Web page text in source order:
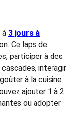
à 3 jours à
Ce laps de
participer à des
interagir
à la cuisine
ajouter 1 à 2
ou adopter